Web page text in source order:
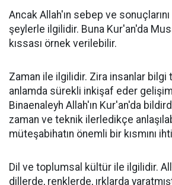
Ancak Allah'ın sebep ve
şeylerle ilgilidir. Buna Kur'an'da
kıssası örnek verilebilir.
Zaman ile ilgilidir. Zira insanlar
anlamda sürekli inkişaf eder
Binaenaleyh Allah'ın Kur'an'da
zaman ve teknik ilerledikçe
müteşabihatın önemli bir kısmını
Dil ve toplumsal kültür ile ilgilidir.
dillerde, renklerde, ırklarda